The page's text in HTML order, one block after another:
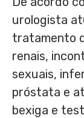
urologista
tratamento
renais,
sexuais,
próstata e
bexiga e